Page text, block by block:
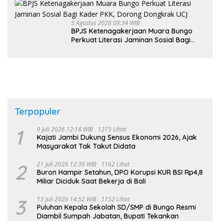
5 Agustus 2026 09:34 WIB
BPJS Ketenagakerjaan Muara Bungo
Perkuat Literasi Jaminan Sosial Bagi
Terpopuler
1 9 Juli 2026 12:18 WIB 1273 Lihat
Kajati Jambi Dukung Sensus Ekonomi 2026, Ajak
Masyarakat Tak Takut Didata
2 21 Juli 2026 12:39 WIB 1162 Lihat
Buron Hampir Setahun, DPO Korupsi KUR BSI Rp4,8
Miliar Diciduk Saat Bekerja di Bali
3 13 Juli 2026 14:52 WIB 1152 Lihat
Puluhan Kepala Sekolah SD/SMP di Bungo Resmi
Diambil Sumpah Jabatan, Bupati Tekankan